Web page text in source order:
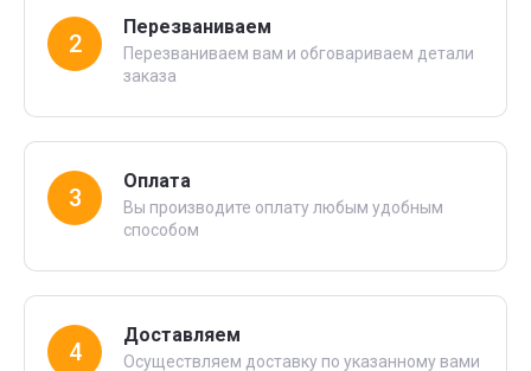
2
Перезваниваем
Перезваниваем вам и обговариваем детали
заказа
3
Оплата
Вы производите оплату любым удобным
способом
4
Доставляем
Осуществляем доставку по указанному вами